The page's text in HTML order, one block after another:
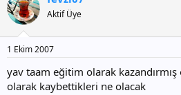
Aktif Üye
1 Ekim 2007
yav taam eğitim olarak
olarak kaybettikleri ne olacak